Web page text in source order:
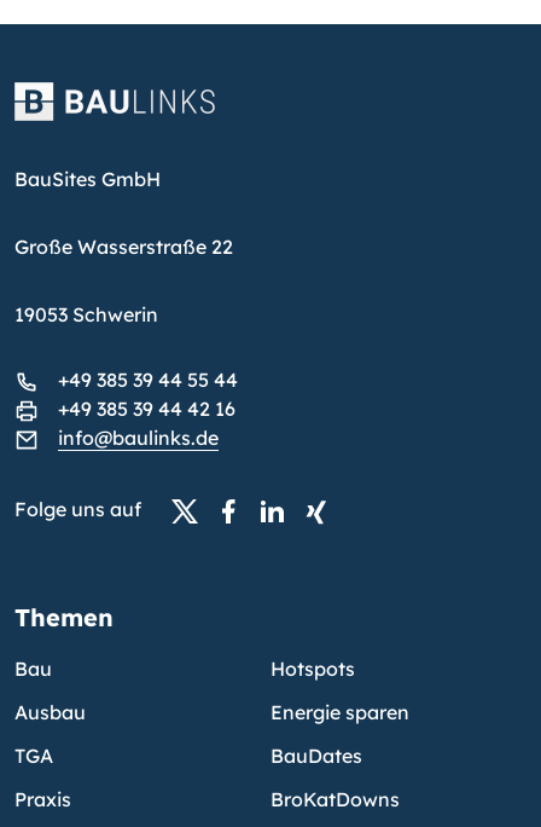
BauSites GmbH
Große Wasserstraße 22
19053 Schwerin
+49 385 39 44 55 44
+49 385 39 44 42 16
info@baulinks.de
Folge uns auf
Themen
Bau
Ausbau
TGA
Praxis
Hotspots
Energie sparen
BauDates
BroKatDowns